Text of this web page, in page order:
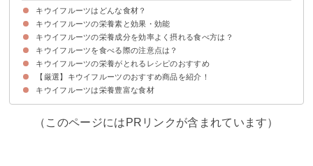
キウイフルーツはどんな食材？
キウイフルーツの旬や選び方
キウイフルーツの栄養素と効果・効能
①食物繊維
②ビタミンC
③ビタミンE
④アクチニジン
⑤カリウム
⑥葉酸
⑦ポリフェノール
⑧有機酸
キウイフルーツの栄養成分を効率よく摂れる食べ方は？
①完熟させる
②皮ごと食べる
③摂取したい栄養成分が多い品種を選ぶ
キウイフルーツを食べる際の注意点は？
①アレルギー反応を起こすことがある
②長時間の放置で苦み成分がでる
③ゼリーにすると固まらない
キウイフルーツの栄養がとれるレシピのおすすめ
①キウイのスムージー
②フローズンキウイ
③キウイジャム
④キウイソース（ローストビーフ）
⑤キウイフルーツのサラダ
⑥キウイ大福
【厳選】キウイフルーツのおすすめ商品を紹介！
フルーツガーデン関本｜紅妃
キウイフルーツは栄養豊富な食材
（このページにはPRリンクが含まれています）